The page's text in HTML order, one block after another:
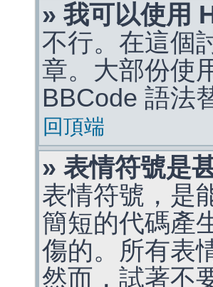
» 我可以使用
不行。在這個
章。大部份使
BBCode 語法
回頂端
» 表情符號是
表情符號，是
簡短的代碼產
傷的。所有表
然而，試著不